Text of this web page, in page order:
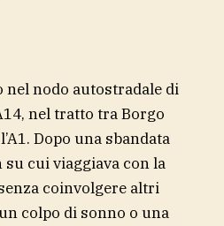
nel nodo autostradale di
nel tratto tra Borgo
Dopo una sbandata
cui viaggiava con la
coinvolgere altri
colpo di sonno o una